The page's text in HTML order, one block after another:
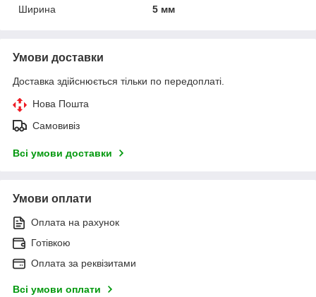
Ширина
5 мм
Умови доставки
Доставка здійснюється тільки по передоплаті.
Нова Пошта
Самовивіз
Всі умови доставки
Умови оплати
Оплата на рахунок
Готівкою
Оплата за реквізитами
Всі умови оплати